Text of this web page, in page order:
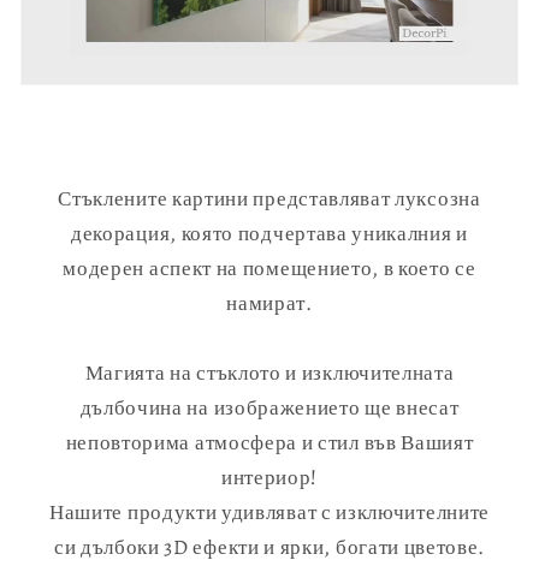
Стъклените картини представляват луксозна
декорация, която подчертава уникалния и
модерен аспект на помещението, в което се
намират.
Магията на стъклото и изключителната
дълбочина на изображението ще внесат
неповторима атмосфера и стил във Вашият
интериор!
Нашите продукти удивляват с изключителните
си дълбоки 3D ефекти и ярки, богати цветове.